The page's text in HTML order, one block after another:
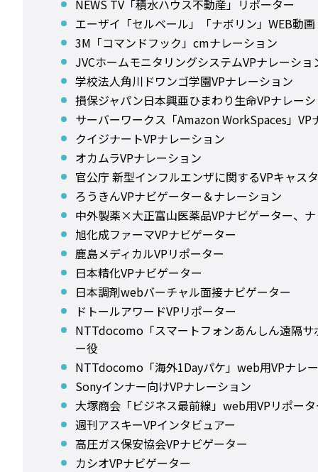
NEWS TV「積水ハウス不動産」リポーター
エーザイ「セルベール」「ナボリン」WEB動
3M「コマンドフック」cmナレーション
JVCホームモニタリングシステムVPナレーショ
学校法人角川ドワンゴ学園VPナレーション
損保ジャパン日本興亜ひまわり生命VPナレー
サーバーワークス「Amazon WorkSpaces」VP
クイジナートVPナレーション
オカムラVPナレーション
官公庁 新型インフルエンザに関するVPキャス
ろうきんVPナビゲーター＆ナレーション
中外製薬×大正富山医薬品VPナビゲーター、
旭化成ファーマVPナビゲーター
鹿島メディカルVPリポーター
日本精化VPナビゲーター
日本調剤webバーチャル面接ナビゲーター
ドトールアワードVPリポーター
NTTdocomo「スマートフォンあんしん遠隔
ー役
NTTdocomo「海外1Dayパケ」web用VPナレ
Sonyインナー向けVPナレーション
大塚商会「ビジネス最前線」web用VPリポー
週刊アスキーVPインタビュアー
高圧ガス保安協会VPナビゲーター
カシオVPナビゲーター